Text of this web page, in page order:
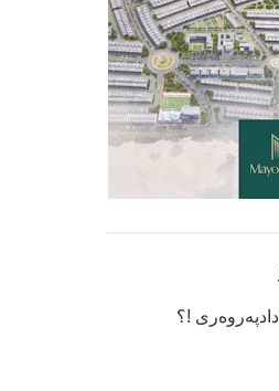
دادپەروەری !؟